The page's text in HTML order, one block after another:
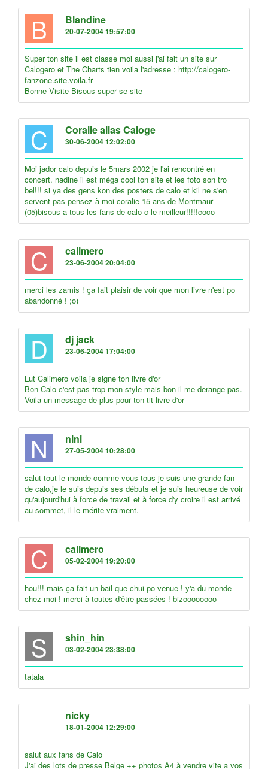
B Blandine
20-07-2004 19:57:00
Super ton site il est classe moi aussi j'ai fait un site sur
Calogero et The Charts tien voila l'adresse : http://calogero-
fanzone.site.voila.fr
Bonne Visite Bisous super se site
C Coralie alias Caloge
30-06-2004 12:02:00
Moi jador calo depuis le 5mars 2002 je l'ai rencontré en
concert. nadine il est méga cool ton site et les foto son tro
bel!!! si ya des gens kon des posters de calo et kil ne s'en
servent pas pensez à moi coralie 15 ans de Montmaur
(05)bisous a tous les fans de calo c le meilleur!!!!!coco
C calimero
23-06-2004 20:04:00
merci les zamis ! ça fait plaisir de voir que mon livre n'est po
abandonné ! ;o)
D dj jack
23-06-2004 17:04:00
Lut Calimero voila je signe ton livre d'or
Bon Calo c'est pas trop mon style mais bon il me derange pas.
Voila un message de plus pour ton tit livre d'or
N nini
27-05-2004 10:28:00
salut tout le monde comme vous tous je suis une grande fan
de calo,je le suis depuis ses débuts et je suis heureuse de voir
qu'aujourd'hui à force de travail et à force d'y croire il est arrivé
au sommet, il le mérite vraiment.
C calimero
05-02-2004 19:20:00
hou!!! mais ça fait un bail que chui po venue ! y'a du monde
chez moi ! merci à toutes d'être passées ! bizoooooooo
S shin_hin
03-02-2004 23:38:00
tatala
nicky
18-01-2004 12:29:00
salut aux fans de Calo
J'ai des lots de presse Belge ++ photos A4 à vendre vite a vos